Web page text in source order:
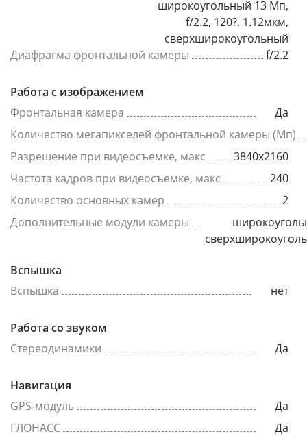
широкоугольный 13 Мп,
f/2.2, 120?, 1.12мкм,
сверхширокоугольный
Диафрагма фронтальной камеры
f/2.2
Работа с изображением
Фронтальная камера
Да
Количество мегапикселей фронтальной камеры (Мп)
Разрешение при видеосъемке, макс
3840x2160
Частота кадров при видеосъемке, макс
240
Количество основных камер
2
Дополнительные модули камеры
Вспышка
Вспышка
нет
Работа со звуком
Стереодинамики
Да
Навигация
GPS-модуль
Да
ГЛОНАСС
Да